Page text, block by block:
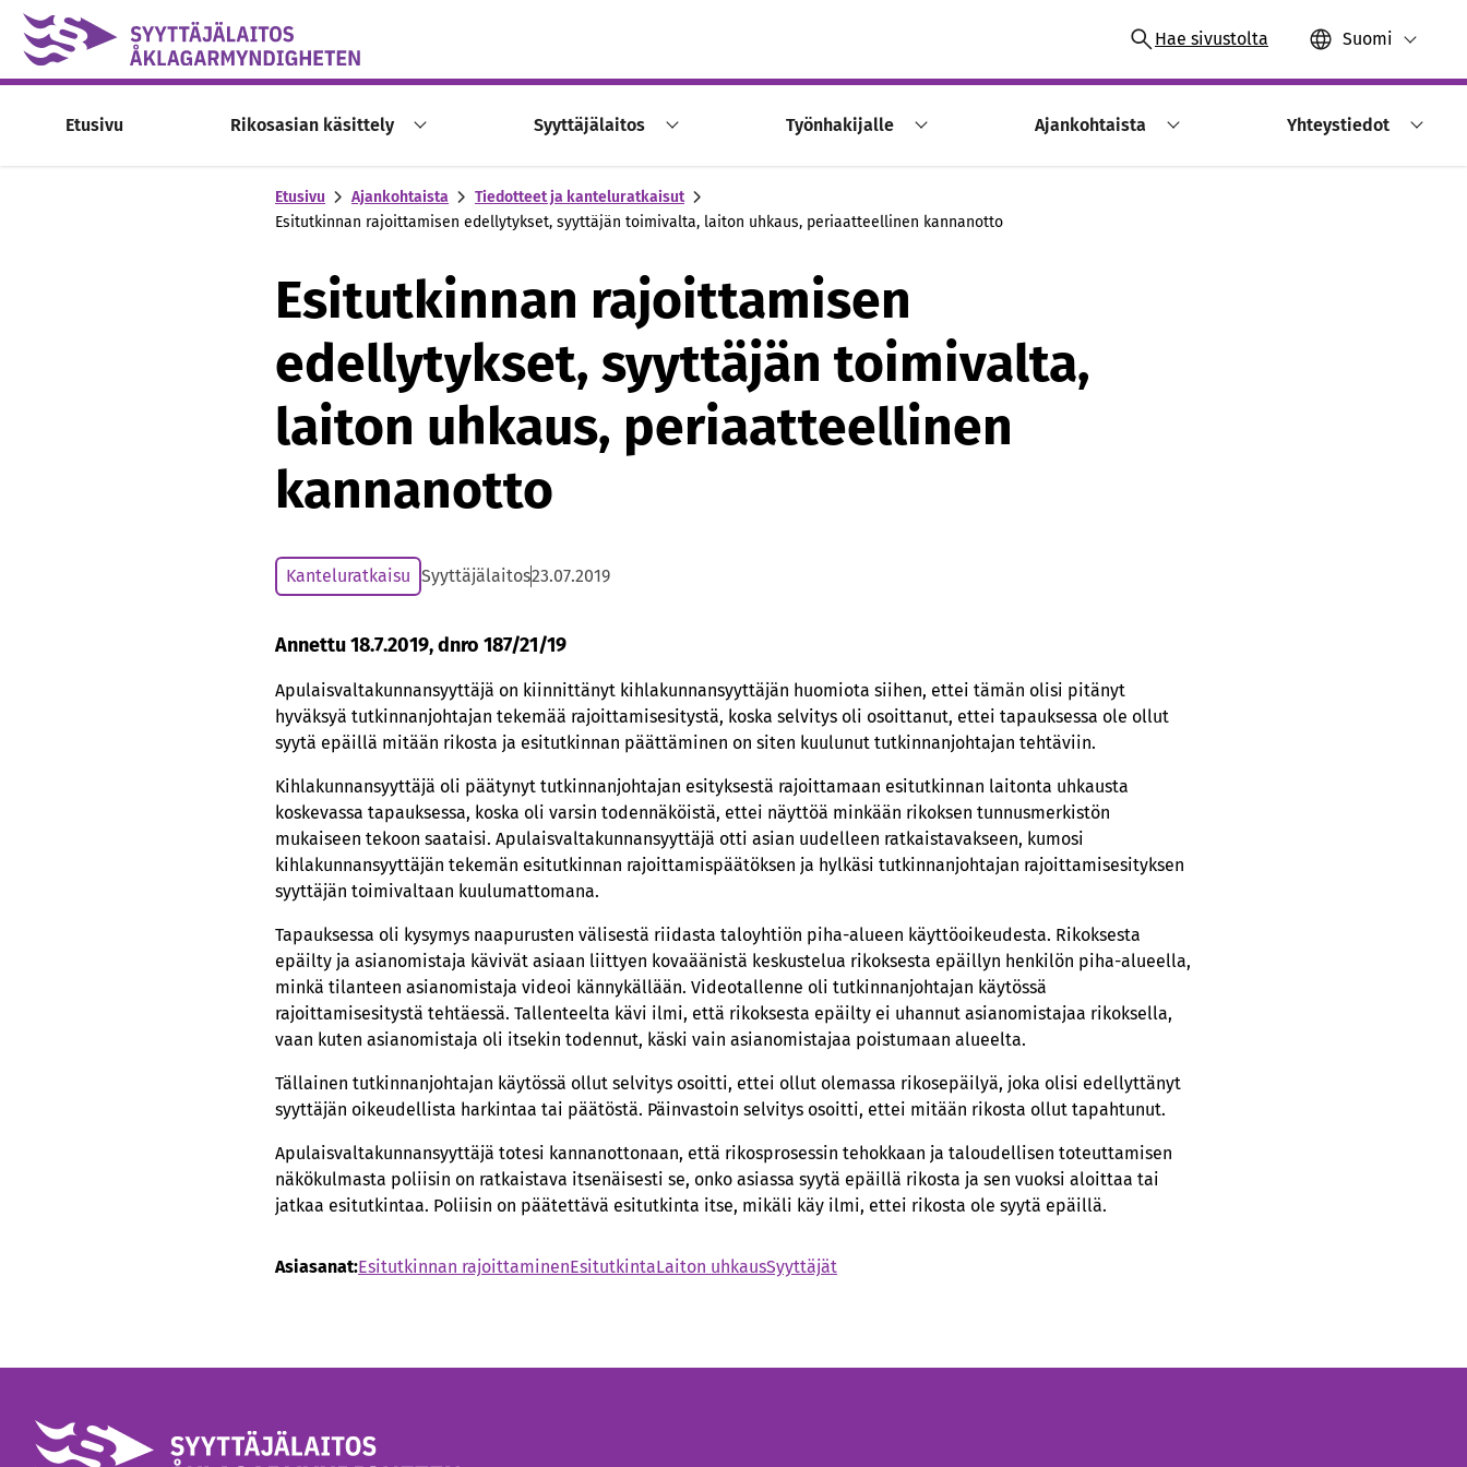
Skip to content -saavutettavuusohje
Hae sivustolta Suomi
Etusivu Rikosasian käsittely Syyttäjälaitos Työnhakijalle Ajankohtaista Yhteystiedot
Etusivu Ajankohtaista
Tiedotteet ja kanteluratkaisut
Esitutkinnan rajoittamisen edellytykset, syyttäjän toimivalta, laiton uhkaus, periaatteellinen kannanotto
Esitutkinnan rajoittamisen
edellytykset, syyttäjän toimivalta,
laiton uhkaus, periaatteellinen
kannanotto
Kanteluratkaisu Syyttäjälaitos23.07.2019
Annettu 18.7.2019, dnro 187/21/19
Apulaisvaltakunnansyyttäjä on kiinnittänyt kihlakunnansyyttäjän huomiota siihen, ettei tämän olisi pitänyt
hyväksyä tutkinnanjohtajan tekemää rajoittamisesitystä, koska selvitys oli osoittanut, ettei tapauksessa ole ollut
syytä epäillä mitään rikosta ja esitutkinnan päättäminen on siten kuulunut tutkinnanjohtajan tehtäviin.
Kihlakunnansyyttäjä oli päätynyt tutkinnanjohtajan esityksestä rajoittamaan esitutkinnan laitonta uhkausta
koskevassa tapauksessa, koska oli varsin todennäköistä, ettei näyttöä minkään rikoksen tunnusmerkistön
mukaiseen tekoon saataisi. Apulaisvaltakunnansyyttäjä otti asian uudelleen ratkaistavakseen, kumosi
kihlakunnansyyttäjän tekemän esitutkinnan rajoittamispäätöksen ja hylkäsi tutkinnanjohtajan rajoittamisesityksen
syyttäjän toimivaltaan kuulumattomana.
Tapauksessa oli kysymys naapurusten välisestä riidasta taloyhtiön piha-alueen käyttöoikeudesta. Rikoksesta
epäilty ja asianomistaja kävivät asiaan liittyen kovaäänistä keskustelua rikoksesta epäillyn henkilön piha-alueella,
minkä tilanteen asianomistaja videoi kännykällään. Videotallenne oli tutkinnanjohtajan käytössä
rajoittamisesitystä tehtäessä. Tallenteelta kävi ilmi, että rikoksesta epäilty ei uhannut asianomistajaa rikoksella,
vaan kuten asianomistaja oli itsekin todennut, käski vain asianomistajaa poistumaan alueelta.
Tällainen tutkinnanjohtajan käytössä ollut selvitys osoitti, ettei ollut olemassa rikosepäilyä, joka olisi edellyttänyt
syyttäjän oikeudellista harkintaa tai päätöstä. Päinvastoin selvitys osoitti, ettei mitään rikosta ollut tapahtunut.
Apulaisvaltakunnansyyttäjä totesi kannanottonaan, että rikosprosessin tehokkaan ja taloudellisen toteuttamisen
näkökulmasta poliisin on ratkaistava itsenäisesti se, onko asiassa syytä epäillä rikosta ja sen vuoksi aloittaa tai
jatkaa esitutkintaa. Poliisin on päätettävä esitutkinta itse, mikäli käy ilmi, ettei rikosta ole syytä epäillä.
Asiasanat:Esitutkinnan rajoittaminenEsitutkintaLaiton uhkausSyyttäjät